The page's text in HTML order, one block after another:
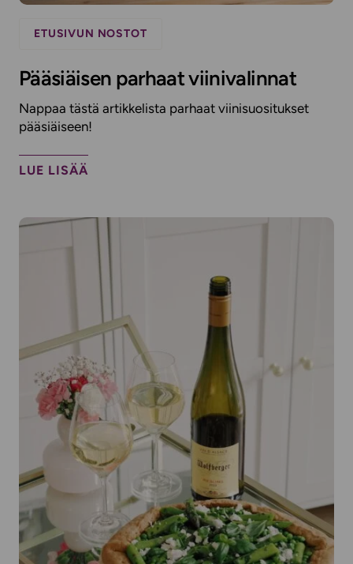
ETUSIVUN NOSTOT
Pääsiäisen parhaat viinivalinnat
Nappaa tästä artikkelista parhaat viinisuositukset
pääsiäiseen!
LUE LISÄÄ